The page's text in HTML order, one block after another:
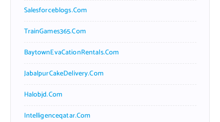
Salesforceblogs.com
TrainGames365.com
BaytownEvaCationRentals.com
JabalpurCakeDelivery.com
Halobjd.com
Intelligenceqatar.com